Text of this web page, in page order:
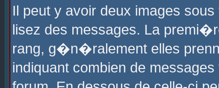
Il peut y avoir deux images
lisez des messages. La
rang, g�n�ralement elles
indiquant combien de